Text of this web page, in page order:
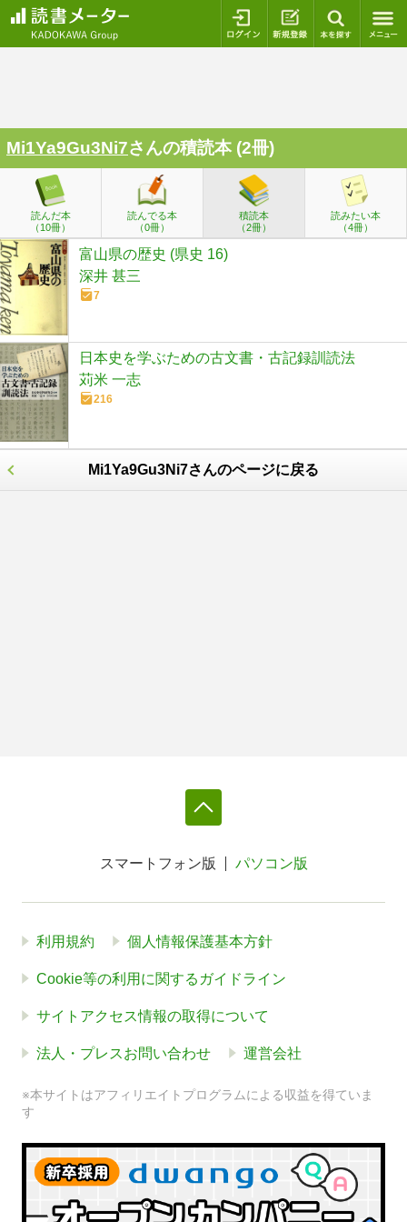
ログイン 新規登録
Mi1Ya9Gu3Ni7さんの積読本 (2冊)
読んだ本
（10冊）
読んでる本
（0冊）
積読本
（2冊）
読みたい本
（4冊）
富山県の歴史 (県史 16)
深井 甚三
7
日本史を学ぶための古文書・古記録訓読法
苅米 一志
216
Mi1Ya9Gu3Ni7さんのページに戻る
スマートフォン版 パソコン版
利用規約 個人情報保護基本方針
Cookie等の利用に関するガイドライン
サイトアクセス情報の取得について
法人・プレスお問い合わせ 運営会社
※本サイトはアフィリエイトプログラムによる収益を得ていま
す